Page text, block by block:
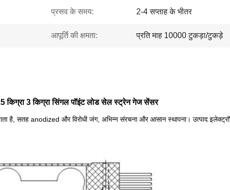
प्रसव के समय: 2-4 सप्ताह के भीतर
आपूर्ति की क्षमता: प्रति माह 10000 टुकड़ा/टुकड़े
किग्रा 3 किग्रा सिंगल पॉइंट लोड सेल स्ट्रेन गेज सेंसर
है, सतह anodized और विरोधी जंग, अभिन्न संरचना और आसान स्थापना। उत्पाद